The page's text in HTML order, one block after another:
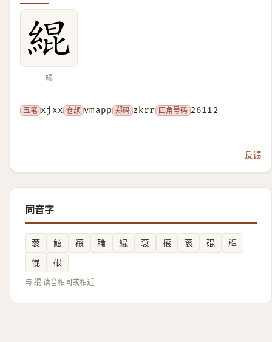
緄
五笔 xjxx 仓颉 vmapp 郑码 zkrr 四角号码 26112
反馈
同音字
蓘 鮌 䙛 䎾 緄 袞 㨰 衮 䃂
㫎
惃
硍
与 绲 读音相同或相近